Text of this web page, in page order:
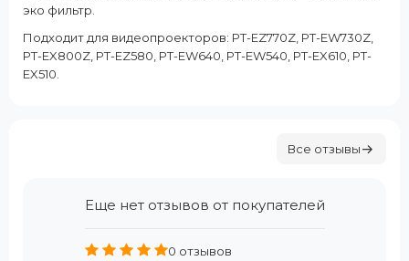
эко фильтр.
Подходит для видеопроекторов: PT-EZ770Z, PT-EW730Z,
PT-EX800Z, PT-EZ580, PT-EW640, PT-EW540, PT-EX610, PT-
EX510.
Все отзывы
Еще нет отзывов от покупателей
0 отзывов